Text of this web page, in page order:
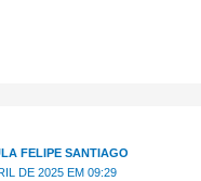
FELIPE SANTIAGO
DE 2025 EM 09:29